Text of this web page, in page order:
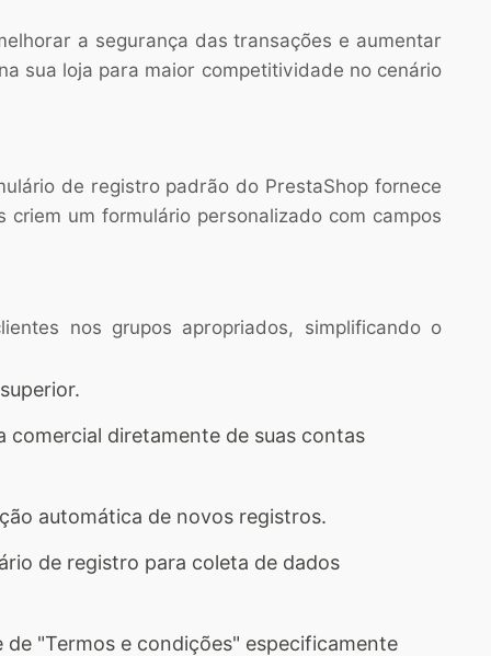
a segurança das transações e aumentar
sua loja para maior competitividade no cenário
de registro padrão do PrestaShop fornece
um formulário personalizado com campos
nos grupos apropriados, simplificando o
comercial diretamente de suas contas
automática de novos registros.
de registro para coleta de dados
"Termos e condições" especificamente